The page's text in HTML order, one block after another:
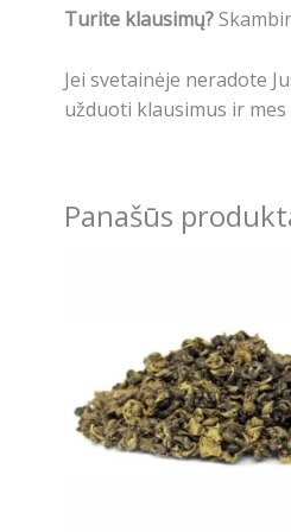
Turite klausimų?
Jei svetainėje neradote
užduoti klausimus ir
Panašūs
has
The
options
may